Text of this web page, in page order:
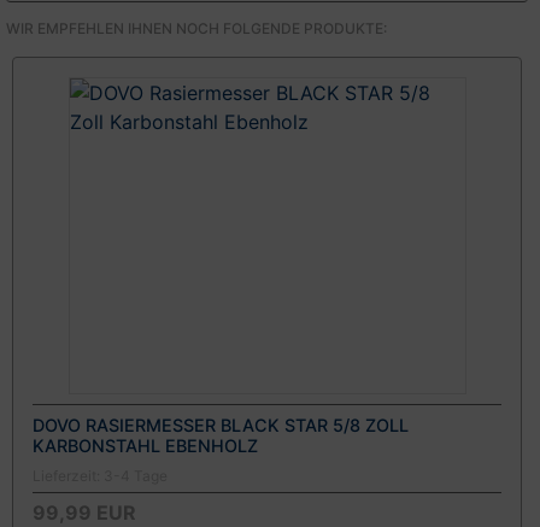
WIR EMPFEHLEN IHNEN NOCH FOLGENDE PRODUKTE:
DOVO RASIERMESSER BLACK STAR 5/8 ZOLL
KARBONSTAHL EBENHOLZ
99,99 EUR